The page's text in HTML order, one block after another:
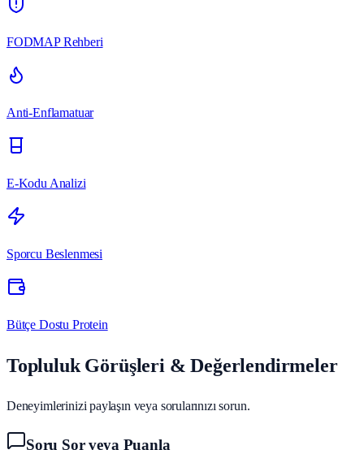
FODMAP Rehberi
Anti-Enflamatuar
E-Kodu Analizi
Sporcu Beslenmesi
Bütçe Dostu Protein
Topluluk Görüşleri & Değerlendirmeler
Deneyimlerinizi paylaşın veya sorularınızı sorun.
Soru Sor veya Puanla